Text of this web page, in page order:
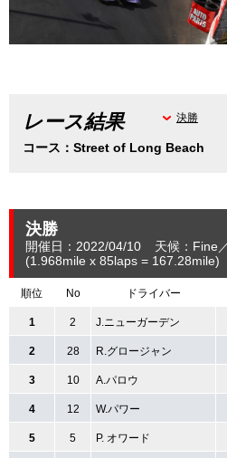
レース結果
コース：Street of Long Beach
決勝
決勝
開催日：2022/04/10 天候：Fine
(1.968mile x 85laps = 167.28mile)
順位 No ドライバー
1 2 J.ニューガーデン
2 28 R.グロージャン
3 10 A.パロウ
4 12 W.パワー
5 5 P. オワード